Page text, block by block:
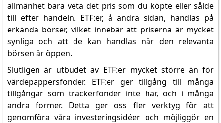
allmänhet bara veta det pris som du köpte eller sålde
till efter handeln. ETF:er, å andra sidan, handlas på
erkända börser, vilket innebär att priserna är mycket
synliga och att de kan handlas när den relevanta
börsen är öppen.
Slutligen är utbudet av ETF:er mycket större än för
värdepappersfonder. ETF:er ger tillgång till många
tillgångar som trackerfonder inte har, och i många
andra former. Detta ger oss fler verktyg för att
genomföra våra investeringsidéer och möjliggör en